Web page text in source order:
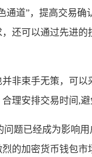
通道”，提高交易
还可以通过先进
非束手无策，可
理安排交易时间,
问题已经成为影响
的加密货币钱包